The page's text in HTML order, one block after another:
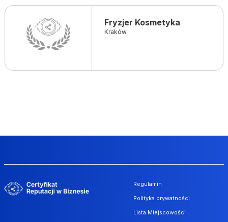
Fryzjer Kosmetyka
Kraków
Regulamin
Polityka prywatności
Lista Miejscowości